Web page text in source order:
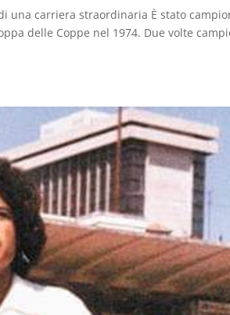
una carriera straordinaria È stato
delle Coppe nel 1974. Due volte